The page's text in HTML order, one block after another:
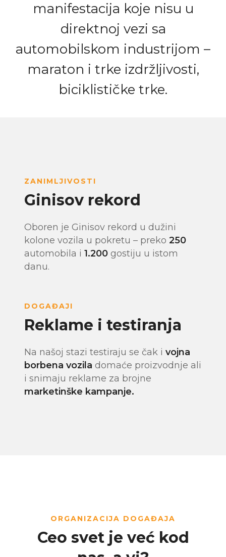
manifestacija koje nisu u
direktnoj vezi sa
automobilskom industrijom –
maraton i trke izdržljivosti,
biciklističke trke.
ZANIMLJIVOSTI
Ginisov rekord
Oboren je Ginisov rekord u dužini
kolone vozila u pokretu – preko 250
automobila i 1.200gostiju u istom
danu.
DOGAĐAJI
Reklame i testiranja
Na našoj stazi testiraju se čak i vojna
borbena vozila domaće proizvodnje ali
i snimaju reklame za brojne
marketinške kampanje.
ORGANIZACIJA DOGAĐAJA
Ceo svet je već kod